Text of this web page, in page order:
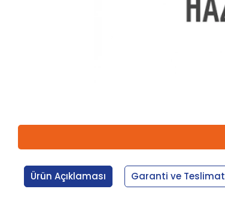
Ürün Açıklaması Garanti ve Teslimat